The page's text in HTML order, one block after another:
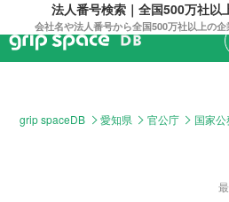
法人番号検索｜全国500万社以
会社名や法人番号から全国500万社以上の企
grip spaceDB 愛知県 官公庁 国家公